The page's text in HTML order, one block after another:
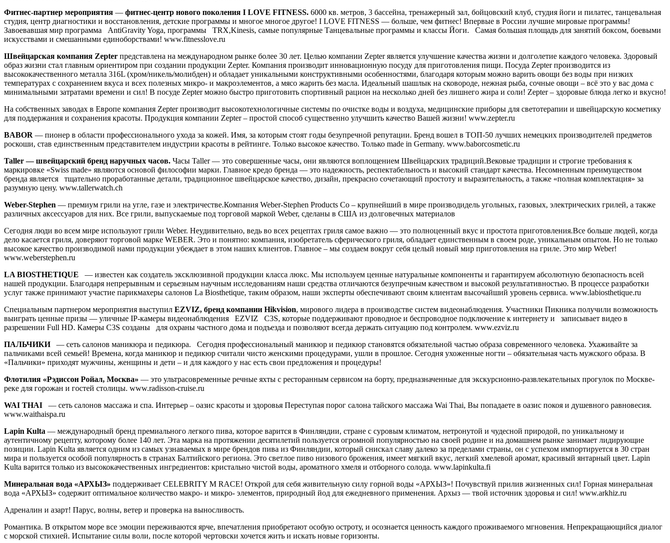
Фитнес-партнер мероприятия — фитнес-центр нового поколения I LOVE FITNESS. 6000 кв. метров, 3 бассейна, тренажерный зал, бойцовский клуб, студия йоги и пилатес, танцевальная
студия, центр диагностики и восстановления, детские программы и многое многое другое! I LOVE FITNESS — больше, чем фитнес! Впервые в России лучшие мировые программы!
Завоевавшая мир программа AntiGravity Yoga, программы TRX,Kinesis, самые популярные Танцевальные программы и классы Йоги. Самая большая площадь для занятий боксом, боевыми
искусствами и смешанными единоборствами! www.fitnesslove.ru
Швейцарская компания Zepter представлена на международном рынке более 30 лет. Целью компании Zepter является улучшение качества жизни и долголетие каждого человека. Здоровый
образ жизни стал главным ориентиром при создании продукции Zepter. Компания производит инновационную посуду для приготовления пищи. Посуда Zepter производится из
высококачественного металла 316L (хром/никель/молибден) и обладает уникальными конструктивными особенностями, благодаря которым можно варить овощи без воды при низких
температурах с сохранением вкуса и всех полезных микро- и макроэлементов, а мясо жарить без масла. Идеальный шашлык на сковороде, нежная рыба, сочные овощи – всё это у вас дома с
минимальными затратами времени и сил! В посуде Zepter можно быстро приготовить спортивный рацион на несколько дней без лишнего жира и соли! Zepter – здоровые блюда легко и вкусно!
На собственных заводах в Европе компания Zepter производит высокотехнологичные системы по очистке воды и воздуха, медицинские приборы для светотерапии и швейцарскую косметику
для поддержания и сохранения красоты. Продукция компании Zepter – простой способ существенно улучшить качество Вашей жизни! www.zepter.ru
BABOR — пионер в области профессионального ухода за кожей. Имя, за которым стоят годы безупречной репутации. Бренд вошел в ТОП-50 лучших немецких производителей предметов
роскоши, став единственным представителем индустрии красоты в рейтинге. Только высокое качество. Только made in Germany. www.baborcosmetic.ru
Taller — швейцарский бренд наручных часов. Часы Taller — это совершенные часы, они являются воплощением Швейцарских традиций.Вековые традиции и строгие требования к
маркировке «Swiss made» являются основой философии марки. Главное кредо бренда — это надежность, респектабельность и высокий стандарт качества. Несомненным преимуществом
бренда является тщательно проработанные детали, традиционное швейцарское качество, дизайн, прекрасно сочетающий простоту и выразительность, а также «полная комплектация» за
разумную цену. www.tallerwatch.ch
Weber-Stephen — премиум грили на угле, газе и электричестве.Компания Weber-Stephen Products Co – крупнейший в мире производидель угольных, газовых, электрических грилей, а также
различных аксессуаров для них. Все грили, выпускаемые под торговой маркой Weber, сделаны в США из долговечных материалов
Сегодня люди во всем мире используют грили Weber. Неудивительно, ведь во всех рецептах гриля самое важно — это полноценный вкус и простота приготовления.Все больше людей, когда
дело касается гриля, доверяют торговой марке WEBER. Это и понятно: компания, изобретатель сферического гриля, обладает единственным в своем роде, уникальным опытом. Но не только
высокое качество производимой нами продукции убеждает в этом наших клиентов. Главное – мы создаем вокруг себя целый новый мир приготовления на гриле. Это мир Weber!
www.weberstephen.ru
LA BIOSTHETIQUE — известен как создатель эксклюзивной продукции класса люкс. Мы используем ценные натуральные компоненты и гарантируем абсолютную безопасность всей
нашей продукции. Благодаря непрерывным и серьезным научным исследованиям наши средства отличаются безупречным качеством и высокой результативностью. В процессе разработки
услуг также принимают участие парикмахеры салонов La Biosthetique, таким образом, наши эксперты обеспечивают своим клиентам высочайший уровень сервиса. www.labiosthetique.ru
Специальным партнером мероприятия выступил EZVIZ, бренд компании Hikvision, мирового лидера в производстве систем видеонаблюдения. Участники Пикника получили возможность
выиграть ценные призы — уличные IP-камеры видеонаблюдения EZVIZ C3S, которые поддерживают проводное и беспроводное подключение к интернету и записывает видео в
разрешении Full HD. Камеры C3S созданы для охраны частного дома и подъезда и позволяют всегда держать ситуацию под контролем. www.ezviz.ru
ПАЛЬЧИКИ — cеть салонов маникюра и педикюра. Сегодня профессиональный маникюр и педикюр становятся обязательной частью образа современного человека. Ухаживайте за
пальчиками всей семьей! Времена, когда маникюр и педикюр считали чисто женскими процедурами, ушли в прошлое. Сегодня ухоженные ногти – обязательная часть мужского образа. В
«Пальчики» приходят мужчины, женщины и дети – и для каждого у нас есть свои предложения и процедуры!
Флотилия «Рэдиссон Ройал, Москва» — это ультрасовременные речные яхты с ресторанным сервисом на борту, предназначенные для экскурсионно-развлекательных прогулок по Москве-
реке для горожан и гостей столицы. www.radisson-cruise.ru
WAI THAI — сеть салонов массажа и спа. Интерьер – оазис красоты и здоровья Переступая порог салона тайского массажа Wai Thai, Вы попадаете в оазис покоя и душевного равновесия.
www.waithaispa.ru
Lapin Kulta — международный бренд премиального легкого пива, которое варится в Финляндии, стране с суровым климатом, нетронутой и чудесной природой, по уникальному и
аутентичному рецепту, которому более 140 лет. Эта марка на протяжении десятилетий пользуется огромной популярностью на своей родине и на домашнем рынке занимает лидирующие
позиции. Lapin Kulta является одним из самых узнаваемых в мире брендов пива из Финляндии, который снискал славу далеко за пределами страны, он с успехом импортируется в 30 стран
мира и пользуется особой популярность в странах Балтийского региона. Это светлое пиво низового брожения, имеет мягкий вкус, легкий хмелевой аромат, красивый янтарный цвет. Lapin
Kulta варится только из высококачественных ингредиентов: кристально чистой воды, ароматного хмеля и отборного солода. www.lapinkulta.fi
Минеральная вода «АРХЫЗ» поддерживает CELEBRITY M RACE! Открой для себя живительную силу горной воды «АРХЫЗ»! Почувствуй прилив жизненных сил! Горная минеральная
вода «АРХЫЗ» содержит оптимальное количество макро- и микро- элементов, природный йод для ежедневного применения. Архыз — твой источник здоровья и сил! www.arkhiz.ru
Адреналин и азарт! Парус, волны, ветер и проверка на выносливость.
Романтика. В открытом море все эмоции переживаются ярче, впечатления приобретают особую остроту, и осознается ценность каждого проживаемого мгновения. Непрекращающийся диалог
с морской стихией. Испытание силы воли, после которой чертовски хочется жить и искать новые горизонты.